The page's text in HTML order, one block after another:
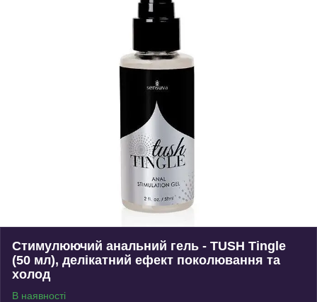
Стимулюючий анальний гель - TUSH Tingle
(50 мл), делікатний ефект поколювання та
холод
В наявності